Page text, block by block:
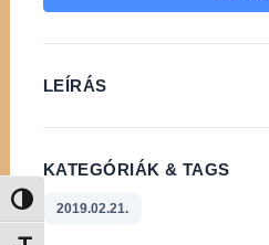
Nagy kontraszt váltása
LEÍRÁS
KATEGÓRIÁK & TAGS
2019.02.21.